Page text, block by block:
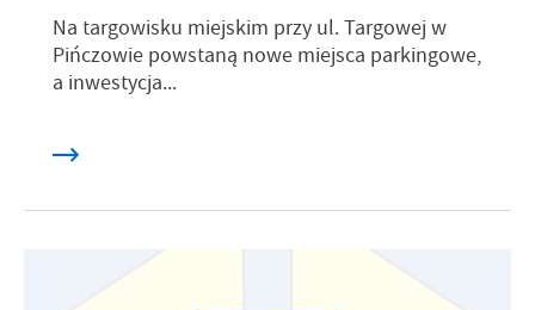
Na targowisku miejskim przy ul. Targowej w
Pińczowie powstaną nowe miejsca parkingowe,
a inwestycja...